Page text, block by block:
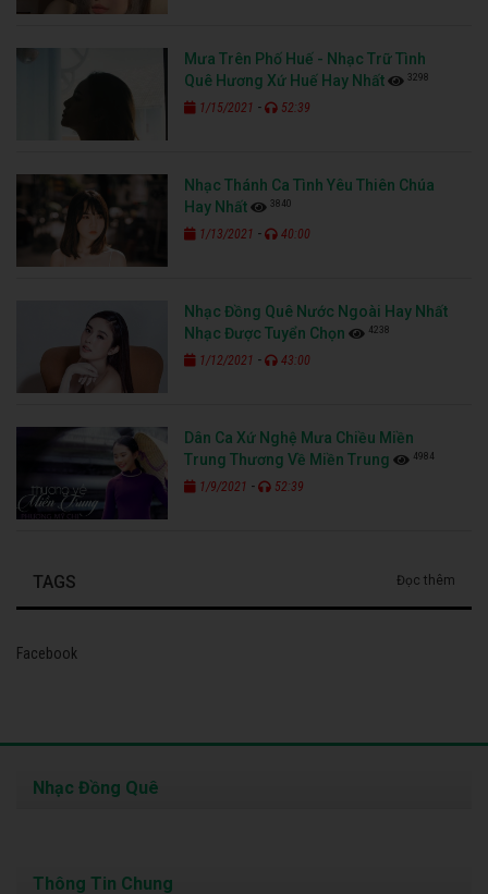
Mưa Trên Phố Huế - Nhạc Trữ Tình
Quê Hương Xứ Huế Hay Nhất
3298
1/15/2021 - 52:39
Nhạc Thánh Ca Tình Yêu Thiên Chúa
Hay Nhất
3840
1/13/2021 - 40:00
Nhạc Đồng Quê Nước Ngoài Hay Nhất
Nhạc Được Tuyển Chọn
4238
1/12/2021 - 43:00
Dân Ca Xứ Nghệ Mưa Chiều Miền
Trung Thương Về Miền Trung
4984
1/9/2021 - 52:39
TAGS Đọc thêm
Facebook
Nhạc Đồng Quê
Thông Tin Chung